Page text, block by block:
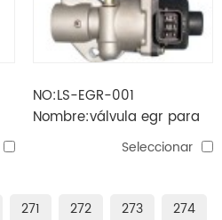
NO:LS-EGR-001
Nombre:válvula egr para
Seleccionar
271 272 273
274